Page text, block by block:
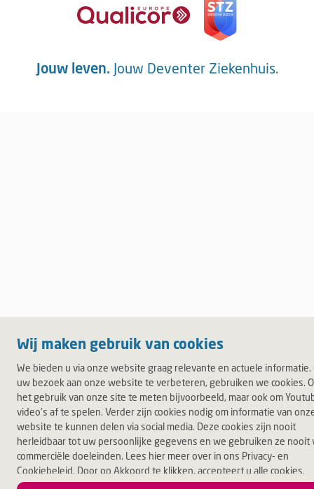
Wij maken gebruik van cookies
We bieden u via onze website graag relevante en actuele informatie.
uw bezoek aan onze website te verbeteren, gebruiken we cookies.
het gebruik van onze site te meten bijvoorbeeld, maar ook om
video's af te spelen. Verder zijn cookies nodig om informatie van
website te kunnen delen via social media. Deze cookies zijn nooit
herleidbaar tot uw persoonlijke gegevens en we gebruiken ze nooit
commerciële doeleinden. Lees hier meer over in ons Privacy- en
Cookiebeleid. Door op Akkoord te klikken, accepteert u alle cookies.
Jouw leven. Jouw Deventer Ziekenhuis.